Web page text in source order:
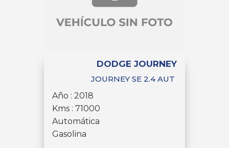
DODGE JOURNEY
JOURNEY SE 2.4 AUT
Año : 2018
Kms : 71000
Automática
Gasolina